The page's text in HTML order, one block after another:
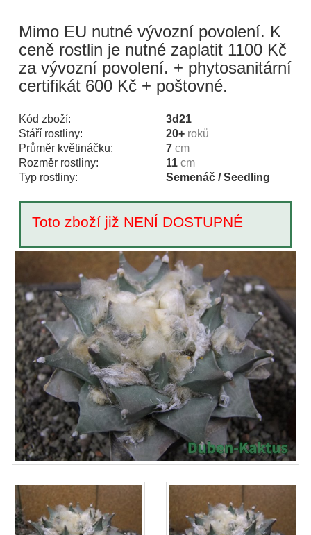
Mimo EU nutné vývozní povolení. K
ceně rostlin je nutné zaplatit 1100 Kč
za vývozní povolení. + phytosanitární
certifikát 600 Kč + poštovné.
Kód zboží:
3d21
Stáří rostliny:
20+ roků
Průměr květináčku:
7 cm
Rozměr rostliny:
11 cm
Typ rostliny:
Semenáč / Seedling
Toto zboží již NENÍ DOSTUPNÉ